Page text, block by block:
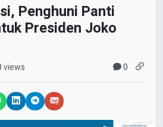
Penghuni Panti
Presiden Joko
views 0